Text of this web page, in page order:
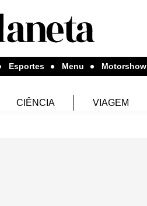
Esportes Menu Motorshow
CIÊNCIA VIAGEM